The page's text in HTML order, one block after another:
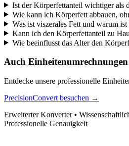
Ist der Körperfettanteil wichtiger als
Wie kann ich Körperfett abbauen,
Was ist viszerales Fett und warum
Kann ich den Körperfettanteil zu
Wie beeinflusst das Alter den
Auch
Entdecke unsere professionelle
PrecisionConvert besuchen →
Erweiterter Konverter •
Professionelle Genauigkeit